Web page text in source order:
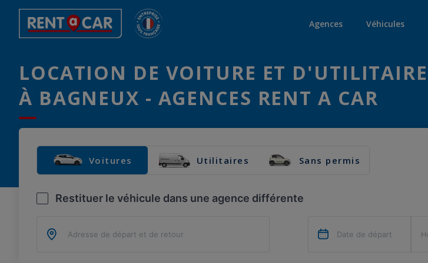
Agences Véhicules
LOCATION DE VOITURE ET D'UTILITAIRE
À BAGNEUX - AGENCES RENT A CAR
Voitures Utilitaires Sans permis
Restituer le véhicule dans une agence différente